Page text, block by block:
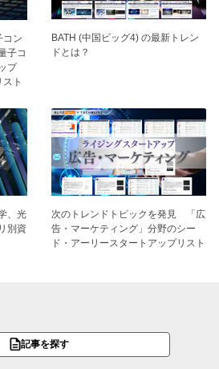
コン
子コ
プ
ト
BATH (中国ビッグ4) の最新トレン
ドとは？
、光
別資
次のトレンドトピックを発見 「広
告・マーケティング」分野のシー
ド・アーリースタートアップリスト
記事を探す